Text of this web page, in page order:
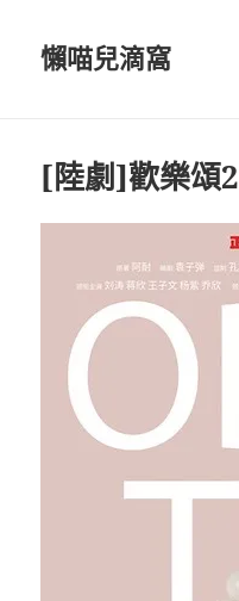
懶喵兒滴窩
[陸劇]歡樂頌2